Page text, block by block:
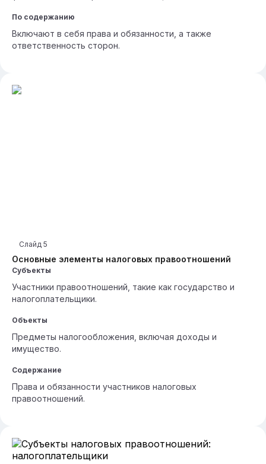
По содержанию
Включают в себя права и обязанности, а также
ответственность сторон.
Основные элементы налоговых правоотношений
Слайд 5
Субъекты
Участники правоотношений, такие как государство и
налогоплательщики.
Объекты
Предметы налогообложения, включая доходы и
имущество.
Содержание
Права и обязанности участников налоговых
правоотношений.